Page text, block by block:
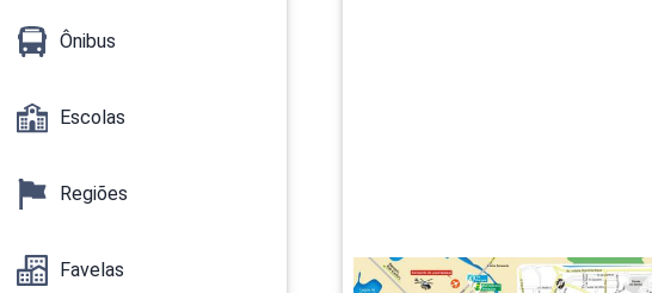
Ônibus
Escolas
Regiões
Favelas